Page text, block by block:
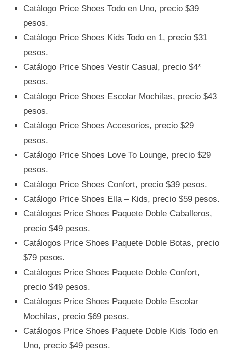
Catálogo Price Shoes Todo en Uno, precio $39
pesos.
Catálogo Price Shoes Kids Todo en 1, precio $31
pesos.
Catálogo Price Shoes Vestir Casual, precio $4*
pesos.
Catálogo Price Shoes Escolar Mochilas, precio $43
pesos.
Catálogo Price Shoes Accesorios, precio $29
pesos.
Catálogo Price Shoes Love To Lounge, precio $29
pesos.
Catálogo Price Shoes Confort, precio $39 pesos.
Catálogo Price Shoes Ella – Kids, precio $59 pesos.
Catálogos Price Shoes Paquete Doble Caballeros,
precio $49 pesos.
Catálogos Price Shoes Paquete Doble Botas, precio
$79 pesos.
Catálogos Price Shoes Paquete Doble Confort,
precio $49 pesos.
Catálogos Price Shoes Paquete Doble Escolar
Mochilas, precio $69 pesos.
Catálogos Price Shoes Paquete Doble Kids Todo en
Uno, precio $49 pesos.